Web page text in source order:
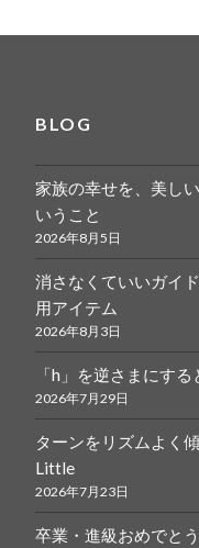
BLOG
家族の幸せを、美し
いうこと
2026年8月5日
消さなくていいガイ
用アイテム
2026年8月3日
「h」を逆さまにす
2026年7月29日
ターンをリズムよく
Little
2026年7月23日
卒業・進級おめでと